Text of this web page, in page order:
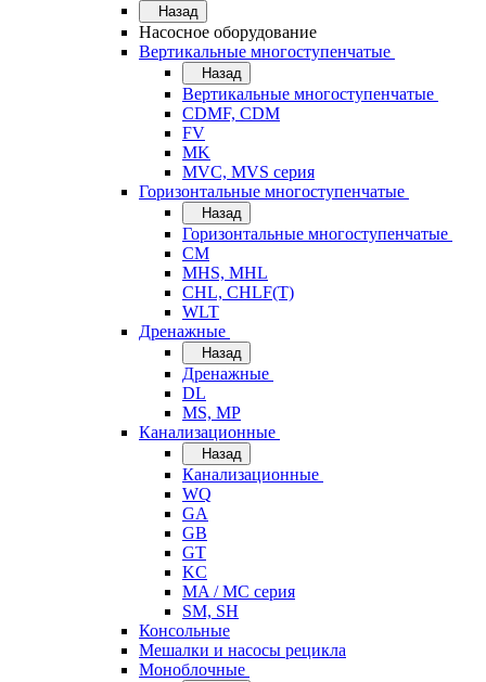
Назад
Насосное оборудование
Вертикальные многоступенчатые
Назад
Вертикальные многоступенчатые
CDMF, CDM
FV
MK
MVC, MVS серия
Горизонтальные многоступенчатые
Назад
Горизонтальные многоступенчатые
CM
MHS, MHL
CHL, CHLF(T)
WLT
Дренажные
Назад
Дренажные
DL
MS, MP
Канализационные
Назад
Канализационные
WQ
GA
GB
GT
KC
MA / MC серия
SM, SH
Консольные
Мешалки и насосы рецикла
Моноблочные